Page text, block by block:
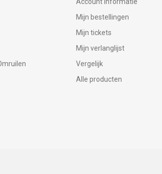
Mijn bestellingen
Mijn tickets
Mijn verlanglijst
Vergelijk
Alle producten